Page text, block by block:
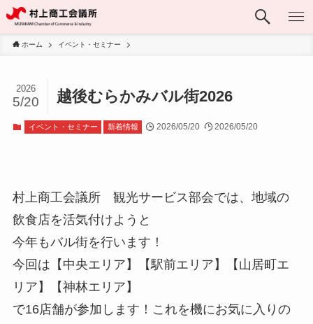
ホーム イベント・セミナー
越後むらかみバル街2026
2026
5/20
イベント・セミナー 新着情報 2026/05/20 2026/05/20
村上商工会議所 観光サービス部会では、地域の
飲食店を活気付けようと
今年もバル街を行います！
今回は【中央エリア】【駅前エリア】【山居町エ
リア】【神林エリア】
で16店舗が参加します！これを機にお気に入りの